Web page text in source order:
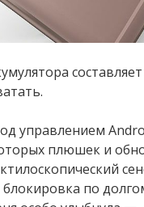
управлением
плюшек и
по